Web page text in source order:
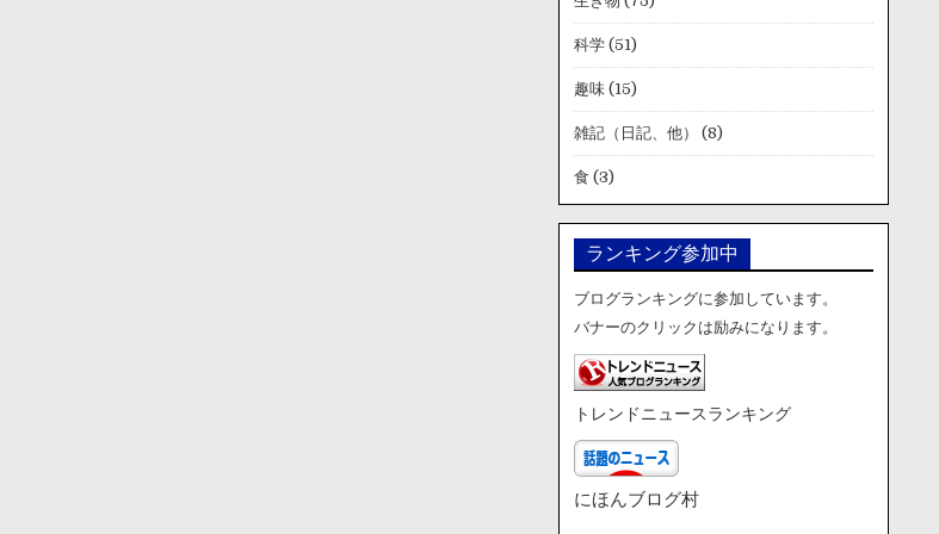
科学(51)
趣味(15)
雑記（日記、他） (8)
食 (3)
ランキング参加中
ブログランキングに参加しています。
バナーのクリックは励みになります。
トレンドニュースランキング
にほんブログ村